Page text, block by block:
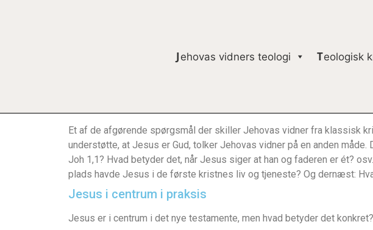
Jehovas vidners teologi Teologisk
Et af de afgørende spørgsmål der skiller Jehovas vidner fra klassisk
understøtte, at Jesus er Gud, tolker Jehovas vidner på en anden
Joh 1,1? Hvad betyder det, når Jesus siger at han og faderen er ét?
plads havde Jesus i de første kristnes liv og tjeneste? Og dernæst:
Jesus i centrum i praksis
Jesus er i centrum i det nye testamente, men hvad betyder det konkret?